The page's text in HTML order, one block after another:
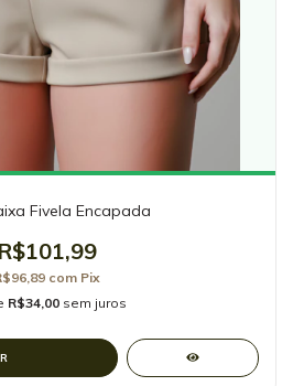
Fivela Encapada
R$101,99
com Pix
R$34,00 sem juros